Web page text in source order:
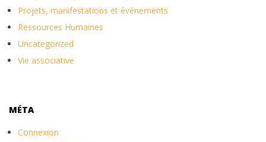
Projets, manifestations et événements
Ressources Humaines
Uncategorized
Vie associative
MÉTA
Connexion